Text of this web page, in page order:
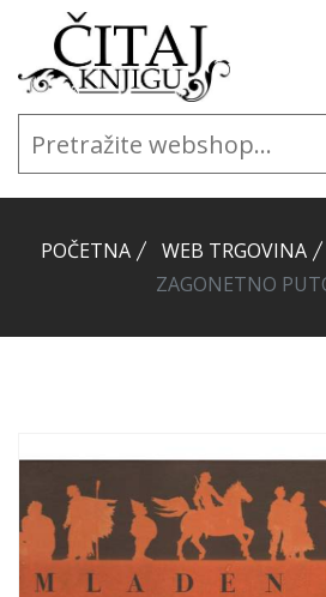
POČETNA WEB TRGOVINA
ZAGONETNO